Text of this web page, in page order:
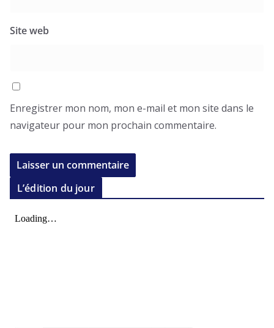
Site web
Enregistrer mon nom, mon e-mail et mon site dans le
navigateur pour mon prochain commentaire.
L’édition du jour